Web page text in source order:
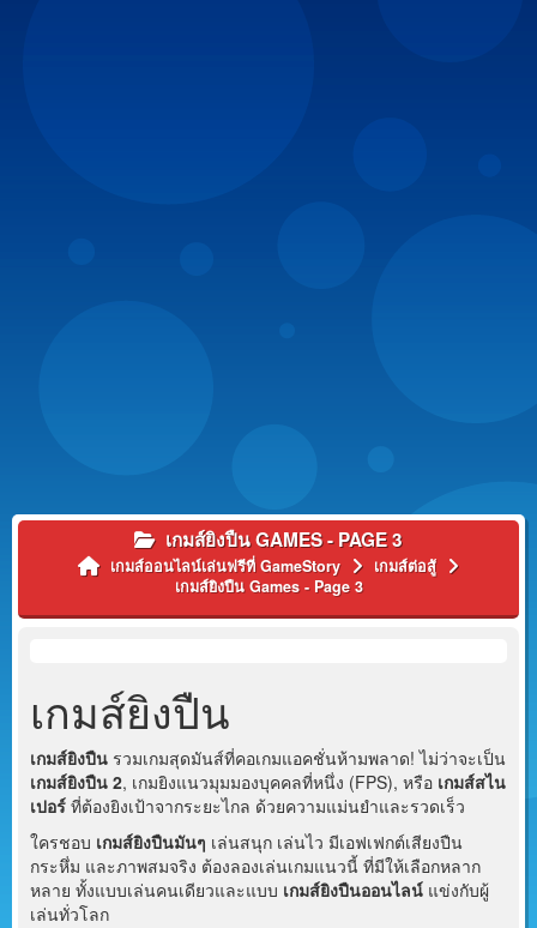
เกมส์ยิงปืน GAMES - PAGE 3
เกมส์ออนไลน์เล่นฟรีที่ GameStory
เกมส์ต่อสู้
เกมส์ยิงปืน Games - Page 3
เกมส์ยิงปืน
เกมส์ยิงปืน รวมเกมสุดมันส์ที่คอเกมแอคชั่นห้ามพลาด! ไม่ว่าจะเป็น
เกมส์ยิงปืน 2, เกมยิงแนวมุมมองบุคคลที่หนึ่ง (FPS), หรือ เกมส์สไน
เปอร์ ที่ต้องยิงเป้าจากระยะไกล ด้วยความแม่นยำและรวดเร็ว
ใครชอบ เกมส์ยิงปืนมันๆ เล่นสนุก เล่นไว มีเอฟเฟกต์เสียงปืน
กระหึ่ม และภาพสมจริง ต้องลองเล่นเกมแนวนี้ ที่มีให้เลือกหลาก
หลาย ทั้งแบบเล่นคนเดียวและแบบ เกมส์ยิงปืนออนไลน์ แข่งกับผู้
เล่นทั่วโลก